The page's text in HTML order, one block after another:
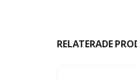
RELATERADE